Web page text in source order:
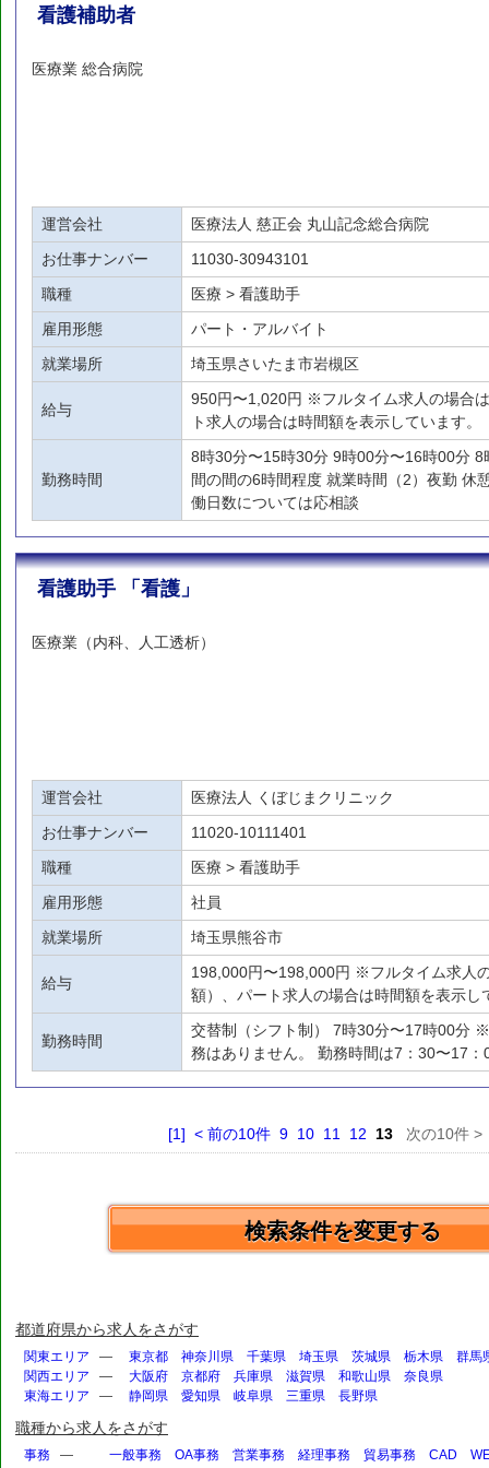
看護補助者
医療業 総合病院
運営会社
医療法人 慈正会 丸山記念総合病院
お仕事ナンバー
11030-30943101
職種
医療 > 看護助手
雇用形態
パート・アルバイト
就業場所
埼玉県さいたま市岩槻区
給与
950円〜1,020円 ※フルタイム求人の場合
ト求人の場合は時間額を表示しています。
勤務時間
8時30分〜15時30分 9時00分〜16時00分
間の間の6時間程度 就業時間（2）夜勤 休
働日数については応相談
看護助手 「看護」
医療業（内科、人工透析）
運営会社
医療法人 くぼじまクリニック
お仕事ナンバー
11020-10111401
職種
医療 > 看護助手
雇用形態
社員
就業場所
埼玉県熊谷市
給与
198,000円〜198,000円 ※フルタイム求人
額）、パート求人の場合は時間額を表示し
勤務時間
交替制（シフト制） 7時30分〜17時00分
務はありません。 勤務時間は7：30〜17：
[1] < 前の10件 9 10 11 12 13 次の10件 >
検索条件を変更する
都道府県から求人をさがす
関東エリア — 東京都 神奈川県 千葉県 埼玉県 茨城県 栃木県
群馬
関西エリア — 大阪府 京都府 兵庫県 滋賀県 和歌山県
奈良県
東海エリア — 静岡県 愛知県 岐阜県 三重県 長野県
職種から求人をさがす
事務 — 一般事務 OA事務 営業事務 経理事務 貿易事務 CAD